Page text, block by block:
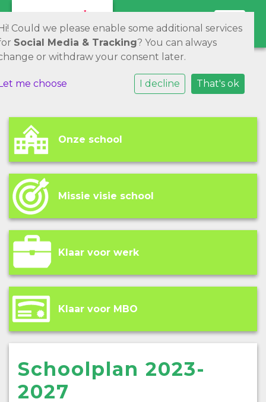
Toggle
Onze school
Missie visie school
Klaar voor werk
Klaar voor MBO
Schoolplan 2023-
2027
Could we please enable some additional services
Social Media & Tracking? You can always
or withdraw your consent later.
me choose I decline That's ok